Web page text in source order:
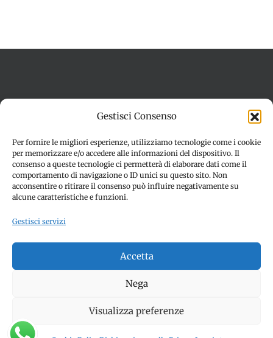
Gestisci Consenso
Per fornire le migliori esperienze, utilizziamo tecnologie come i cookie
per memorizzare e/o accedere alle informazioni del dispositivo. Il
consenso a queste tecnologie ci permetterà di elaborare dati come il
comportamento di navigazione o ID unici su questo sito. Non
acconsentire o ritirare il consenso può influire negativamente su
alcune caratteristiche e funzioni.
Gestisci servizi
Accetta
Nega
Visualizza preferenze
Dichiarazione sulla Privacy (UE)
Disconoscimento
© Copyright 2012 -2026 | SPETTACOLI EVENTI - CIVITANOVA
MARCHE (MC) - Partita iva: 01907890436 | ALL RIGHTS
RESERVED | Made with ❤️ by